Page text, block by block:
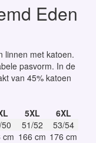
Eden
linnen met katoen.
pasvorm. In de
van 45% katoen
5XL
6XL
51/52
53/54
cm 166 cm 176 cm